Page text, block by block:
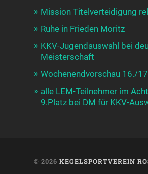
Mission Titelverteidigung
Ruhe in Frieden Moritz
KKV-Jugendauswahl bei
Meisterschaft
Wochenendvorschau 16./
alle LEM-Teilnehmer im
9.Platz bei DM für KKV-
© 2026KEGELSPORTVEREIN